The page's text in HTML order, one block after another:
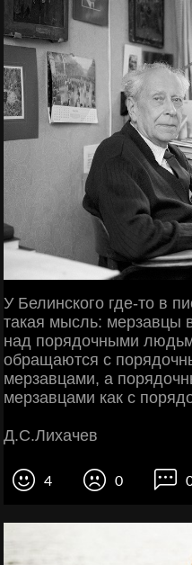
У Белинского где-то в
такая мысль: мерзавцы
над порядочными
обращаются с
мерзавцами, а
мерзавцами как с
Д.С.Лихачев
4 0